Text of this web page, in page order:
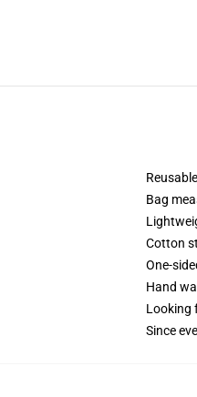
Bag
Cotton
One-
Hand
Looking
Since